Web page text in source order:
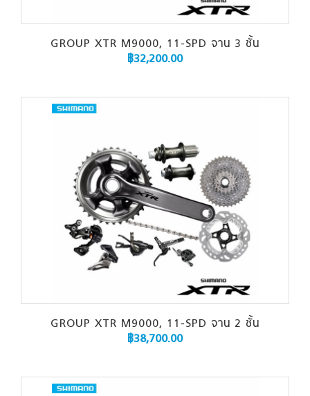
GROUP XTR M9000, 11-SPD จาน 3 ชั้น
฿32,200.00
GROUP XTR M9000, 11-SPD จาน 2 ชั้น
฿38,700.00